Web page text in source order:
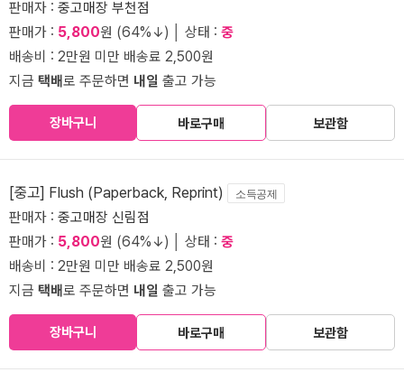
판매자 : 중고매장 부천점
판매가 : 5,800원 (64%↓) │ 상태 : 중
배송비 : 2만원 미만 배송료 2,500원
지금 택배로 주문하면 내일 출고 가능
장바구니 바로구매 보관함
[중고] Flush (Paperback, Reprint) 소득공제
판매자 : 중고매장 신림점
판매가 : 5,800원 (64%↓) │ 상태 : 중
배송비 : 2만원 미만 배송료 2,500원
지금 택배로 주문하면 내일 출고 가능
장바구니 바로구매 보관함